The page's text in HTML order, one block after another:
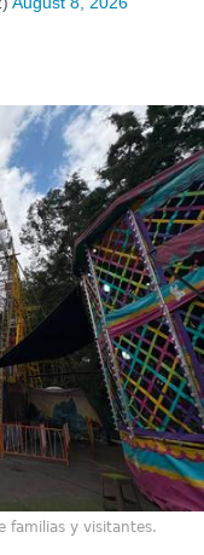
familias y visitantes.